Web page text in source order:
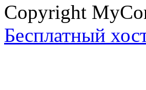
Copyright
Бесплатный